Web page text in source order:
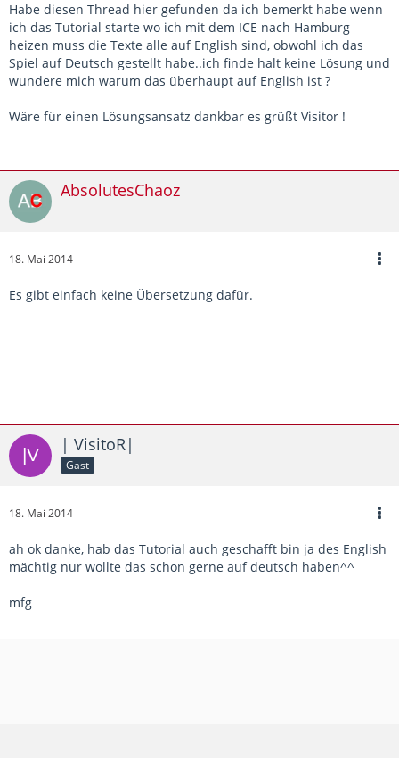
Habe diesen Thread hier gefunden da ich bemerkt habe wenn
ich das Tutorial starte wo ich mit dem ICE nach Hamburg
heizen muss die Texte alle auf English sind, obwohl ich das
Spiel auf Deutsch gestellt habe..ich finde halt keine Lösung und
wundere mich warum das überhaupt auf English ist ?
Wäre für einen Lösungsansatz dankbar es grüßt Visitor !
AbsolutesChaoz
18. Mai 2014
Es gibt einfach keine Übersetzung dafür.
| VisitoR|
Gast
18. Mai 2014
ah ok danke, hab das Tutorial auch geschafft bin ja des English
mächtig nur wollte das schon gerne auf deutsch haben^^
mfg